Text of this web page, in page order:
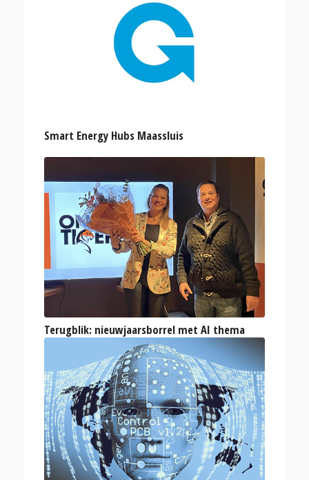
Smart Energy Hubs Maassluis
Terugblik: nieuwjaarsborrel met AI thema